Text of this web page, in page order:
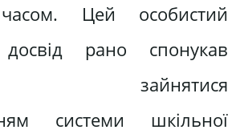
Цей особистий
рано спонукав
зайнятися
системи шкільної